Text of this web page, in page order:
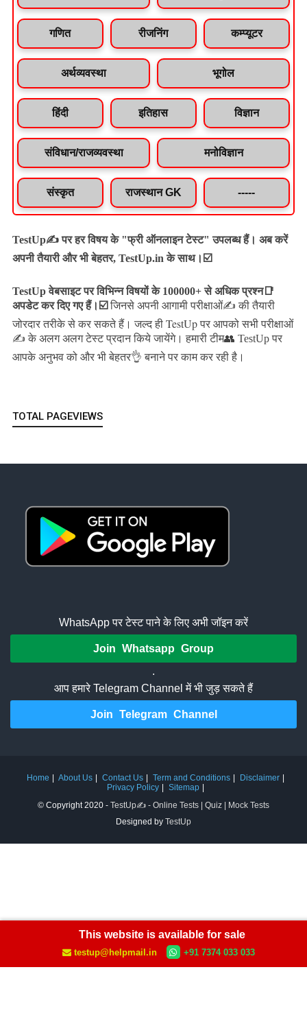
This website is available for sale
testup@helpmail.in +91 7374 033 033
गणित रीजनिंग कम्प्यूटर
अर्थव्यवस्था भूगोल
हिंदी इतिहास विज्ञान
संविधान/राजव्यवस्था मनोविज्ञान
संस्कृत राजस्थान GK -----
TestUp✍️ पर हर विषय के "फ्री ऑनलाइन टेस्ट" उपलब्ध हैं। अब करें
अपनी तैयारी और भी बेहतर, TestUp.in के साथ।☑️
TestUp वेबसाइट पर विभिन्न विषयों के 100000+ से अधिक प्रश्न📑
अपडेट कर दिए गए हैं। ☑️ जिनसे अपनी आगामी परीक्षाओं✍️ की तैयारी
जोरदार तरीके से कर सकते हैं।जल्द ही TestUp पर आपको सभी परीक्षाओं
✍️ के अलग अलग टेस्ट प्रदान किये जायेंगे। हमारी टीम👥 TestUp पर
आपके अनुभव को और भी बेहतर👌 बनाने पर काम कर रही है।
TOTAL PAGEVIEWS
WhatsApp पर टेस्ट पाने के लिए अभी जॉइन करें
Join Whatsapp Group
.
आप हमारे Telegram Channel में भी जुड़ सकते हैं
Join Telegram Channel
Home About Us Contact Us Term and Conditions
Disclaimer
Privacy Policy
Sitemap
© Copyright 2020 - TestUp✍️ - Online Tests | Quiz | Mock Tests
Designed by TestUp